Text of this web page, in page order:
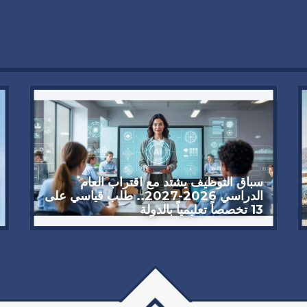
سباق التوظيف يشتد مع اقتراب العام
الدراسي 2026-2027.. طلب قياسي على
13 تخصصاً تعليمياً بالدولة